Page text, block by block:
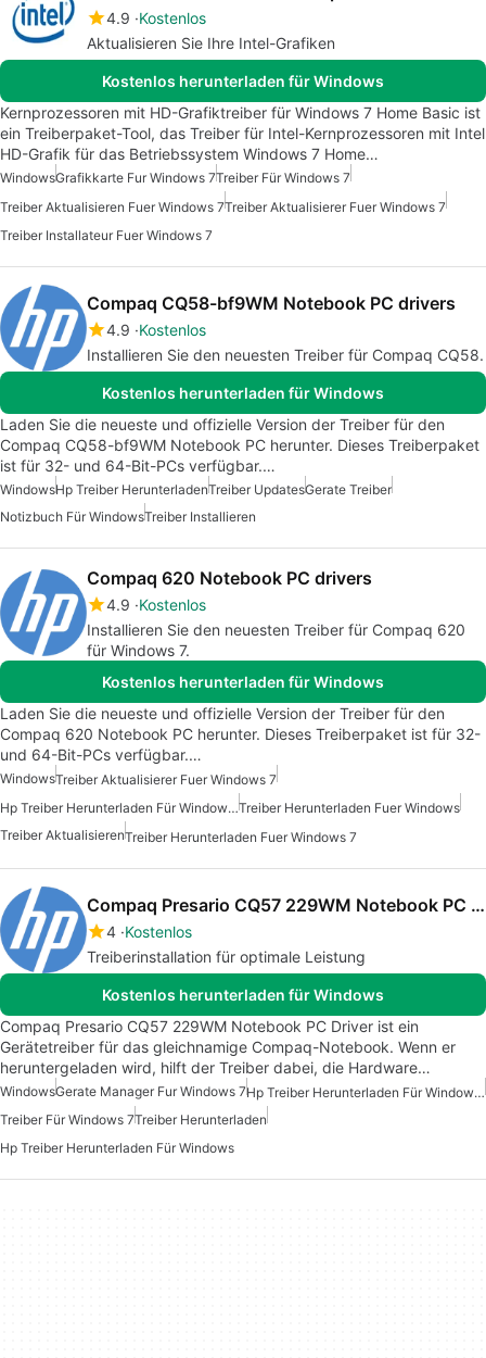
4.9 Kostenlos
Aktualisieren Sie Ihre Intel-Grafiken
Kostenlos herunterladen für Windows
Kernprozessoren mit HD-Grafiktreiber für Windows 7 Home Basic ist
ein Treiberpaket-Tool, das Treiber für Intel-Kernprozessoren mit Intel
HD-Grafik für das Betriebssystem Windows 7 Home…
WindowsGrafikkarte Fur Windows 7Treiber Für Windows 7
Treiber Aktualisieren Fuer Windows 7Treiber Aktualisierer Fuer Windows 7
Treiber Installateur Fuer Windows 7
Compaq CQ58-bf9WM Notebook PC drivers
4.9 Kostenlos
Installieren Sie den neuesten Treiber für Compaq CQ58.
Kostenlos herunterladen für Windows
Laden Sie die neueste und offizielle Version der Treiber für den
Compaq CQ58-bf9WM Notebook PC herunter. Dieses Treiberpaket
ist für 32- und 64-Bit-PCs verfügbar.…
WindowsHp Treiber HerunterladenTreiber UpdatesGerate Treiber
Notizbuch Für WindowsTreiber Installieren
Compaq 620 Notebook PC drivers
4.9 Kostenlos
Installieren Sie den neuesten Treiber für Compaq 620
für Windows 7.
Kostenlos herunterladen für Windows
Laden Sie die neueste und offizielle Version der Treiber für den
Compaq 620 Notebook PC herunter. Dieses Treiberpaket ist für 32-
und 64-Bit-PCs verfügbar.…
WindowsTreiber Aktualisierer Fuer Windows 7
Hp Treiber Herunterladen Für Windows 7Treiber Herunterladen Fuer Windows
Treiber AktualisierenTreiber Herunterladen Fuer Windows 7
Compaq Presario CQ57 229WM Notebook PC Driver
4 Kostenlos
Treiberinstallation für optimale Leistung
Kostenlos herunterladen für Windows
Compaq Presario CQ57 229WM Notebook PC Driver ist ein
Gerätetreiber für das gleichnamige Compaq-Notebook. Wenn er
heruntergeladen wird, hilft der Treiber dabei, die Hardware…
WindowsGerate Manager Fur Windows 7
Hp Treiber Herunterladen Für Windows 7
Treiber Für Windows 7Treiber Herunterladen
Hp Treiber Herunterladen Für Windows